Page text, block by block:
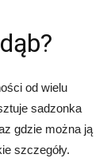
od wielu
sadzonka
gdzie można ją
szczegóły.